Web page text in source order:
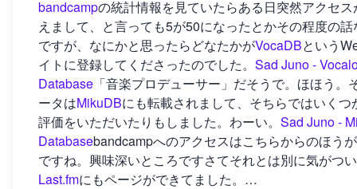
bandcampの統計情報を見ていたらある日突然アクセス
えまして、と言っても5が50になったとかその程度の話
ですが、なにかと思ったらどなたかがVocaDBという
イトに登録してくださったのでした。 Sad Juno -
Database 「音楽プロデューサー」だそうで。ほほう。
ータはMikuDBにも転載されまして、そちらではいくつ
評価をいただいたりもしました。わーい。 Sad Juno -
Databasebandcampへのアクセスはこちらからのほう
ですね。興味深いところですさてそれとは別に気がつ
Last.fmにもページができてました。…